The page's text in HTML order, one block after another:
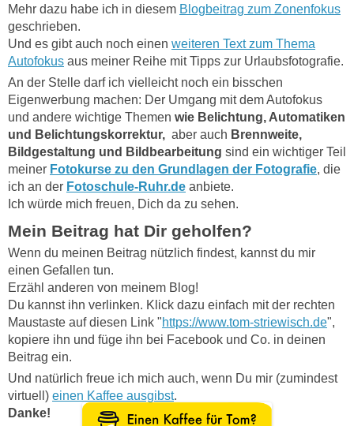
Mehr dazu habe ich in diesem Blogbeitrag zum Zonenfokus
geschrieben.
Und es gibt auch noch einen weiteren Text zum Thema
Autofokus aus meiner Reihe mit Tipps zur Urlaubsfotografie.
An der Stelle darf ich vielleicht noch ein bisschen
Eigenwerbung machen: Der Umgang mit dem Autofokus
und andere wichtige Themen wie Belichtung, Automatiken
und Belichtungskorrektur, aber auch Brennweite,
Bildgestaltung und Bildbearbeitung sind ein wichtiger Teil
meiner Fotokurse zu den Grundlagen der Fotografie, die
ich an der Fotoschule-Ruhr.de anbiete.
Ich würde mich freuen, Dich da zu sehen.
Mein Beitrag hat Dir geholfen?
Wenn du meinen Beitrag nützlich findest, kannst du mir
einen Gefallen tun.
Erzähl anderen von meinem Blog!
Du kannst ihn verlinken. Klick dazu einfach mit der rechten
Maustaste auf diesen Link "https://www.tom-striewisch.de",
kopiere ihn und füge ihn bei Facebook und Co. in deinen
Beitrag ein.
Und natürlich freue ich mich auch, wenn Du mir (zumindest
virtuell) einen Kaffee ausgibst.
Danke!